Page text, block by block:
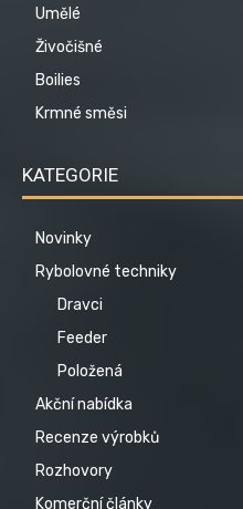
Umělé
Živočišné
Boilies
Krmné směsi
KATEGORIE
Novinky
Rybolovné techniky
Dravci
Feeder
Položená
Akční nabídka
Recenze výrobků
Rozhovory
Komerční články